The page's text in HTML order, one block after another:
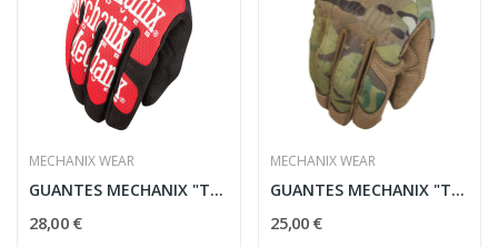
MECHANIX WEAR
GUANTES MECHANIX "THE ORIGINAL" - ROJOS
28,00 €
MECHANIX WEAR
GUANTES MECHANIX "THE ORIGINAL" - MULTICAM
25,00 €